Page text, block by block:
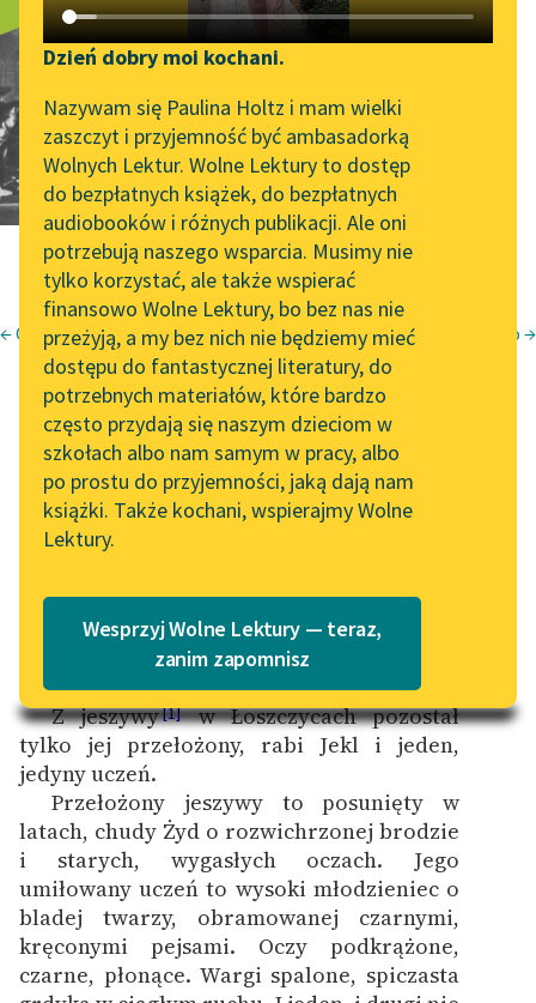
Katalog DAISY
Podkasty o książkach
Zgłoś brak utworu
Aktualności
„Prokurator Alicja Horn”
do słuchania
Byliśmy częścią AI Impact
Lab
Zapraszamy na spotkanie
online z tłumaczkami
literatury skandynawskiej
Spotkanie z Katarzyną
Tunkiel w Oslo
102. lata temu zmarł
Joseph Conrad
Lektury szkolne i klasyka
literatury do słuchania dla
uczennic i uczniów z
niepełnosprawnościami
E-kolekcja lektur
szkolnych i literatury do
słuchania dla uczennic i
uczniów z
niepełnosprawnościami
Feministyczne inspiracje.
Popularyzacja
Narzędzia
Mapa Wolnych Lektur
Leśmianator
Przewodnik dla piszących i
czytających
API
OAI-PMH
Widget Wolnych Lektur
Przypisy
Katalog w formacie PDF
Dzień dobry moi kochani.
Nazywam się Paulina Holtz i mam wielki
zaszczyt i przyjemność być ambasadorką
Wolnych Lektur. Wolne Lektury to dostęp
do bezpłatnych książek, do bezpłatnych
audiobooków i różnych publikacji. Ale oni
potrzebują naszego wsparcia. Musimy nie
tylko korzystać, ale także wspierać
finansowo Wolne Lektury, bo bez nas nie
przeżyją, a my bez nich nie będziemy mieć
dostępu do fantastycznej literatury, do
potrzebnych materiałów, które bardzo
często przydają się naszym dzieciom w
szkołach albo nam samym w pracy, albo
po prostu do przyjemności, jaką dają nam
książki. Także kochani, wspierajmy Wolne
Lektury.
Wesprzyj Wolne Lektury — teraz,
zanim zapomnisz
Cybuch rabiego →
← Opowieści rabiego NachmankeIcchok Lejb Perec
Opowiadania chasydzkie i ludowe
Kabaliści
tłum. Michał Friedman
W złych czasach wszystko podupada.
Nawet nauka.
Z jeszywy[1]w Łoszczycach pozostał
tylko jej przełożony, rabi Jekl i jeden,
jedyny uczeń.
Przełożony jeszywy to posunięty w
latach, chudy Żyd o rozwichrzonej brodzie
i starych, wygasłych oczach. Jego
umiłowany uczeń to wysoki młodzieniec o
bladej twarzy, obramowanej czarnymi,
kręconymi pejsami. Oczy podkrążone,
czarne, płonące. Wargi spalone, spiczasta